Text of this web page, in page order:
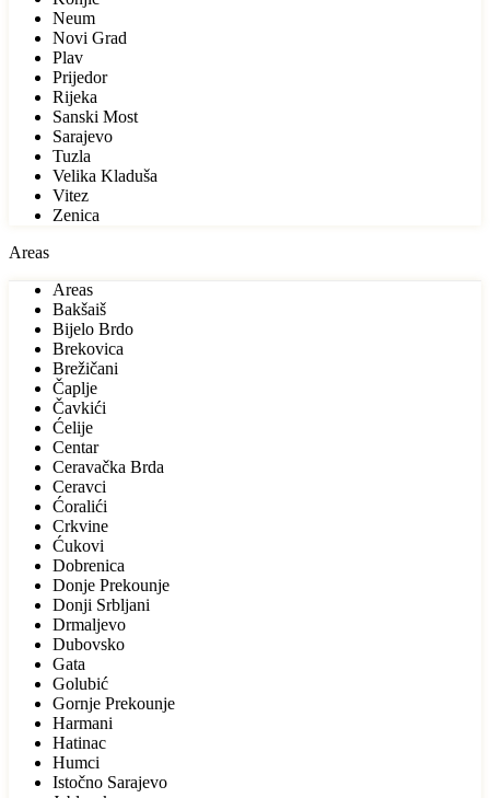
Neum
Novi Grad
Plav
Prijedor
Rijeka
Sanski Most
Sarajevo
Tuzla
Velika Kladuša
Vitez
Zenica
Areas
Areas
Bakšaiš
Bijelo Brdo
Brekovica
Brežičani
Čaplje
Čavkići
Ćelije
Centar
Ceravačka Brda
Ceravci
Ćoralići
Crkvine
Ćukovi
Dobrenica
Donje Prekounje
Donji Srbljani
Drmaljevo
Dubovsko
Gata
Golubić
Gornje Prekounje
Harmani
Hatinac
Humci
Istočno Sarajevo